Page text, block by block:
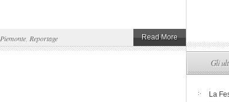
Piemonte Reportage Read More
Gli
La